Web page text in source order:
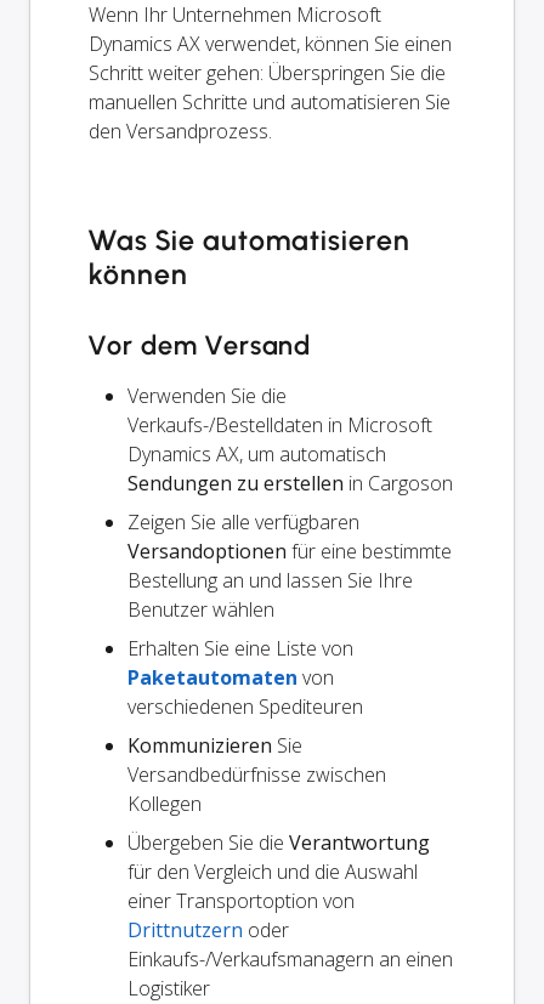
Wenn Ihr Unternehmen Microsoft
Dynamics AX verwendet, können Sie einen
Schritt weiter gehen: Überspringen Sie die
manuellen Schritte und automatisieren Sie
den Versandprozess.
Was Sie automatisieren
können
Vor dem Versand
Verwenden Sie die
Verkaufs-/Bestelldaten in Microsoft
Dynamics AX, um automatisch
Sendungen zu erstellen in Cargoson
Zeigen Sie alle verfügbaren
Versandoptionen für eine bestimmte
Bestellung an und lassen Sie Ihre
Benutzer wählen
Erhalten Sie eine Liste von
Paketautomaten von
verschiedenen Spediteuren
Kommunizieren Sie
Versandbedürfnisse zwischen
Kollegen
Übergeben Sie die Verantwortung
für den Vergleich und die Auswahl
einer Transportoption von
Drittnutzern oder
Einkaufs-/Verkaufsmanagern an einen
Logistiker